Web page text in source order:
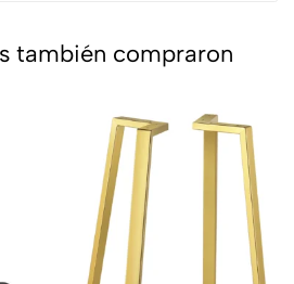
también compraron